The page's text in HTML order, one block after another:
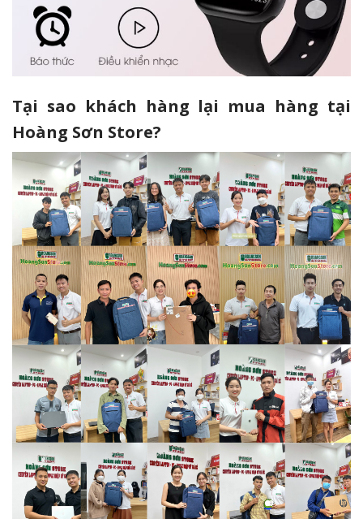
Tại sao khách hàng lại mua hàng tại
Hoàng Sơn Store?